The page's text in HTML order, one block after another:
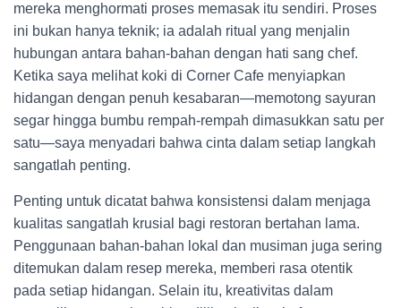
mereka menghormati proses memasak itu sendiri. Proses
ini bukan hanya teknik; ia adalah ritual yang menjalin
hubungan antara bahan-bahan dengan hati sang chef.
Ketika saya melihat koki di Corner Cafe menyiapkan
hidangan dengan penuh kesabaran—memotong sayuran
segar hingga bumbu rempah-rempah dimasukkan satu per
satu—saya menyadari bahwa cinta dalam setiap langkah
sangatlah penting.
Penting untuk dicatat bahwa konsistensi dalam menjaga
kualitas sangatlah krusial bagi restoran bertahan lama.
Penggunaan bahan-bahan lokal dan musiman juga sering
ditemukan dalam resep mereka, memberi rasa otentik
pada setiap hidangan. Selain itu, kreativitas dalam